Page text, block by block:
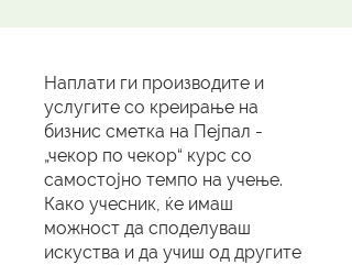
Наплати ги производите и
услугите со креирање на
бизнис сметка на Пејпал -
„чекор по чекор“ курс со
самостојно темпо на учење.
Како учесник, ќе имаш
можност да споделуваш
искуства и да учиш од другите